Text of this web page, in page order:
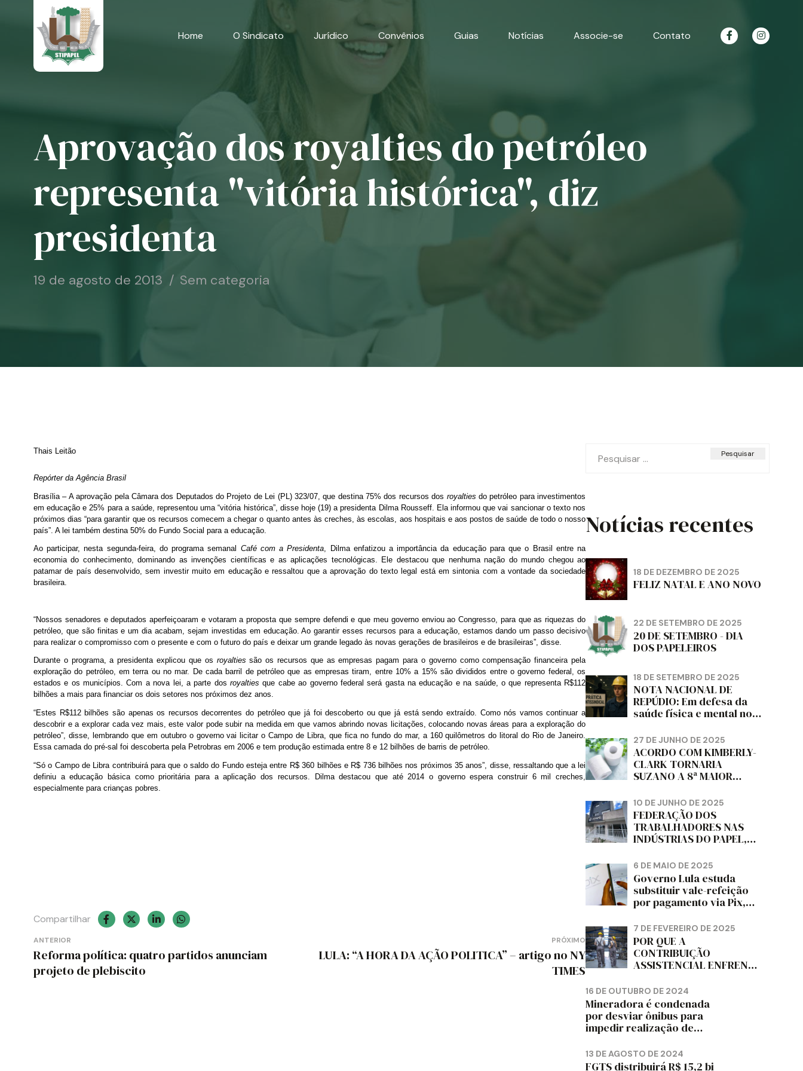
Home O Sindicato Jurídico Convênios Guias Notícias Associe-se Contato
Aprovação dos royalties do petróleo
representa "vitória histórica", diz
presidenta
19 de agosto de 2013 Sem categoria
Thais Leitão
Repórter da Agência Brasil
Brasília – A aprovação pela Câmara dos Deputados do Projeto de Lei (PL) 323/07, que destina 75% dos recursos dos royalties do petróleo para investimentos
em educação e 25% para a saúde, representou uma “vitória histórica”, disse hoje (19) a presidenta Dilma Rousseff. Ela informou que vai sancionar o texto nos
próximos dias “para garantir que os recursos comecem a chegar o quanto antes às creches, às escolas, aos hospitais e aos postos de saúde de todo o nosso
país”. A lei também destina 50% do Fundo Social para a educação.
Ao participar, nesta segunda-feira, do programa semanal Café com a Presidenta, Dilma enfatizou a importância da educação para que o Brasil entre na
economia do conhecimento, dominando as invenções científicas e as aplicações tecnológicas. Ele destacou que nenhuma nação do mundo chegou ao
patamar de país desenvolvido, sem investir muito em educação e ressaltou que a aprovação do texto legal está em sintonia com a vontade da sociedade
brasileira.
“Nossos senadores e deputados aperfeiçoaram e votaram a proposta que sempre defendi e que meu governo enviou ao Congresso, para que as riquezas do
petróleo, que são finitas e um dia acabam, sejam investidas em educação. Ao garantir esses recursos para a educação, estamos dando um passo decisivo
para realizar o compromisso com o presente e com o futuro do país e deixar um grande legado às novas gerações de brasileiros e de brasileiras”, disse.
Durante o programa, a presidenta explicou que os royalties são os recursos que as empresas pagam para o governo como compensação financeira pela
exploração do petróleo, em terra ou no mar. De cada barril de petróleo que as empresas tiram, entre 10% a 15% são divididos entre o governo federal, os
estados e os municípios. Com a nova lei, a parte dosroyalties que cabe ao governo federal será gasta na educação e na saúde, o que representa R$112
bilhões a mais para financiar os dois setores nos próximos dez anos.
“Estes R$112 bilhões são apenas os recursos decorrentes do petróleo que já foi descoberto ou que já está sendo extraído. Como nós vamos continuar a
descobrir e a explorar cada vez mais, este valor pode subir na medida em que vamos abrindo novas licitações, colocando novas áreas para a exploração do
petróleo”, disse, lembrando que em outubro o governo vai licitar o Campo de Libra, que fica no fundo do mar, a 160 quilômetros do litoral do Rio de Janeiro.
Essa camada do pré-sal foi descoberta pela Petrobras em 2006 e tem produção estimada entre 8 e 12 bilhões de barris de petróleo.
“Só o Campo de Libra contribuirá para que o saldo do Fundo esteja entre R$ 360 bilhões e R$ 736 bilhões nos próximos 35 anos”, disse, ressaltando que a lei
definiu a educação básica como prioritária para a aplicação dos recursos. Dilma destacou que até 2014 o governo espera construir 6 mil creches,
especialmente para crianças pobres.
Compartilhar
Navegação
de
ANTERIOR
Reforma política: quatro partidos anunciam
projeto de plebiscito
PRÓXIMO
LULA: “A HORA DA AÇÃO POLITICA” – artigo no NY
TIMES
por:
Notícias recentes
18 DE DEZEMBRO DE 2025
FELIZ NATAL E ANO NOVO
22 DE SETEMBRO DE 2025
20 DE SETEMBRO - DIA
DOS PAPELEIROS
18 DE SETEMBRO DE 2025
NOTA NACIONAL DE
REPÚDIO: Em defesa da
saúde física e mental no
da dignidade sindical.
27 DE JUNHO DE 2025
ACORDO COM KIMBERLY-
CLARK TORNARIA
SUZANO A 8ª MAIOR
HIGIÊNICO DO MUNDO,
DIZ FITCH
10 DE JUNHO DE 2025
FEDERAÇÃO DOS
TRABALHADORES NAS
INDÚSTRIAS DO PAPEL,
CORTIÇA E ARTEFATOS
DE PAPEL DO ESTADO DO
PARANÁ – FETRAPEL-PR
6 DE MAIO DE 2025
Governo Lula estuda
substituir vale-refeição
por pagamento via Pix,
7 DE FEVEREIRO DE 2025
POR QUE A
CONTRIBUIÇÃO
ASSISTENCIAL ENFRENTA
TRABALHADORES?
16 DE OUTUBRO DE 2024
Mineradora é condenada
por desviar ônibus para
impedir realização de
13 DE AGOSTO DE 2024
FGTS distribuirá R$ 15,2 bi